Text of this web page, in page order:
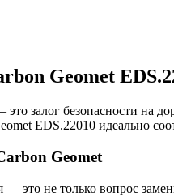
Geomet
залог безопасности на
EDS.22010 идеально
Geomet
это не только вопрос